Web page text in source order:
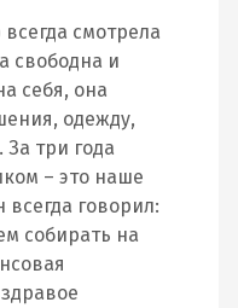
смотрела
свободна и
себя, она
одежду,
За три года
– это наше
говорил:
собирать на